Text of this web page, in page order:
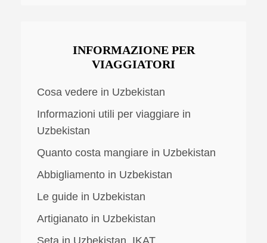
INFORMAZIONE PER
VIAGGIATORI
Cosa vedere in Uzbekistan
Informazioni utili per viaggiare in
Uzbekistan
Quanto costa mangiare in Uzbekistan
Abbigliamento in Uzbekistan
Le guide in Uzbekistan
Artigianato in Uzbekistan
Seta in Uzbekistan. IKAT